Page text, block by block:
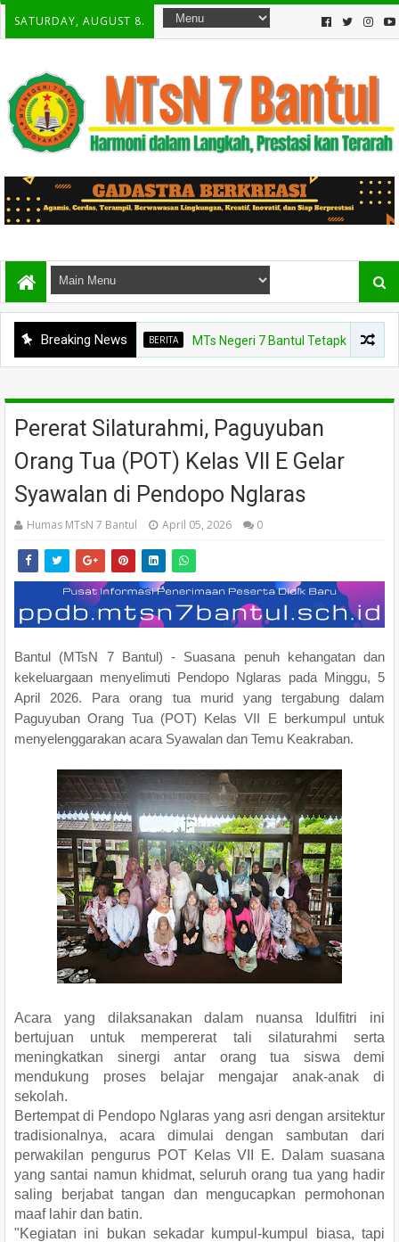
SATURDAY, AUGUST 8.
Breaking News
BERITA MTs Negeri 7 Bantul Tetapkan Tiga Agen
Pererat Silaturahmi, Paguyuban
Orang Tua (POT) Kelas VII E Gelar
Syawalan di Pendopo Nglaras
Humas MTsN 7 Bantul April 05, 2026 0
Bantul (MTsN 7 Bantul) - Suasana penuh kehangatan dan
kekeluargaan menyelimuti Pendopo Nglaras pada Minggu, 5
April 2026. Para orang tua murid yang tergabung dalam
Paguyuban Orang Tua (POT) Kelas VII E berkumpul untuk
menyelenggarakan acara Syawalan dan Temu Keakraban.
Acara yang dilaksanakan dalam nuansa Idulfitri ini
bertujuan untuk mempererat tali silaturahmi serta
meningkatkan sinergi antar orang tua siswa demi
mendukung proses belajar mengajar anak-anak di
sekolah.
​Bertempat di Pendopo Nglaras yang asri dengan arsitektur
tradisionalnya, acara dimulai dengan sambutan dari
perwakilan pengurus POT Kelas VII E. Dalam suasana
yang santai namun khidmat, seluruh orang tua yang hadir
saling berjabat tangan dan mengucapkan permohonan
maaf lahir dan batin.
​"Kegiatan ini bukan sekadar kumpul-kumpul biasa, tapi